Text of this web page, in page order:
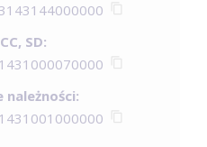
SD:
należności: